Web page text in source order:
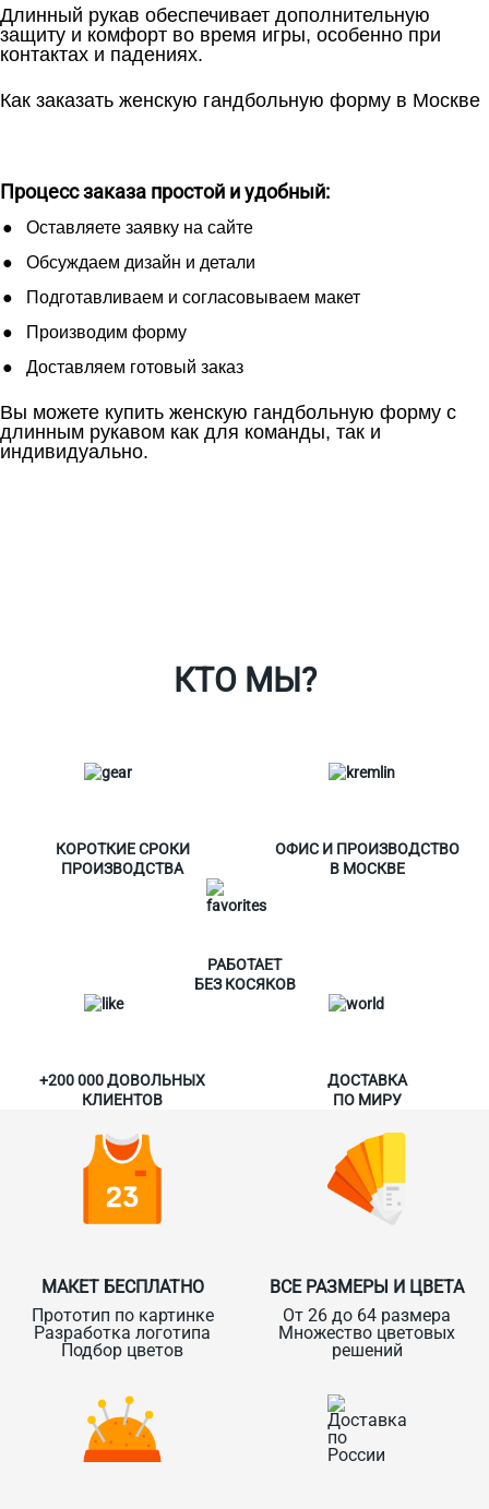
Длинный рукав обеспечивает дополнительную
защиту и комфорт во время игры, особенно при
контактах и падениях.
Как заказать женскую гандбольную форму в Москве
Процесс заказа простой и удобный:
Оставляете заявку на сайте
Обсуждаем дизайн и детали
Подготавливаем и согласовываем макет
Производим форму
Доставляем готовый заказ
Вы можете купить женскую гандбольную форму с
длинным рукавом как для команды, так и
индивидуально.
КТО МЫ?
КОРОТКИЕ СРОКИ
ПРОИЗВОДСТВА
ОФИС И ПРОИЗВОДСТВО
В МОСКВЕ
РАБОТАЕТ
БЕЗ КОСЯКОВ
+200 000 ДОВОЛЬНЫХ
КЛИЕНТОВ
ДОСТАВКА
ПО МИРУ
МАКЕТ БЕСПЛАТНО
Прототип по картинке
Разработка логотипа
Подбор цветов
ВСЕ РАЗМЕРЫ И ЦВЕТА
От 26 до 64 размера
Множество цветовых
решений